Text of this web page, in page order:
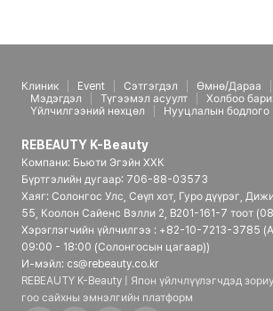
Клиник Event Сэтгэгдэл Өмнө/Дараа
Мэдэгдэл
Түгээмэл асуулт
Холбоо
Үйлчилгээний нөхцөл
Нууцлалын бодлого
REBEAUTY K-Beauty
Компани: Бьюти Эгэйн ХХК
Бүртгэлийн дугаар: 706-88-03573
Хаяг: Солонгос Улс, Сөүл хот, Гуро дүүрэг,
55, Коолон Сайенс Вэлли 2, B201-161-7 тоот
Хэрэглэгчийн үйлчилгээ : +82-10-7213-3785
09:00 - 18:00 (Солонгосын цагаар))
И-мэйл: cs@rebeauty.co.kr
REBEAUTY K-Beauty | Япон үйлчлүүлэгчдэд
гоо сайхны эмнэлгийн платформ